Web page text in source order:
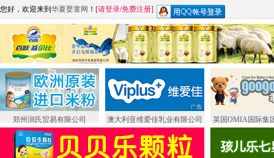
您好，欢迎来到 华夏婴童网 ！ [请登录/免费注册]
郑州润氏贸易有限公司 澳大利亚维爱佳乳业有限公司 英国OMIA国际集